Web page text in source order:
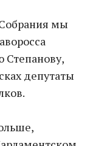
мы
Степанову,
депутаты